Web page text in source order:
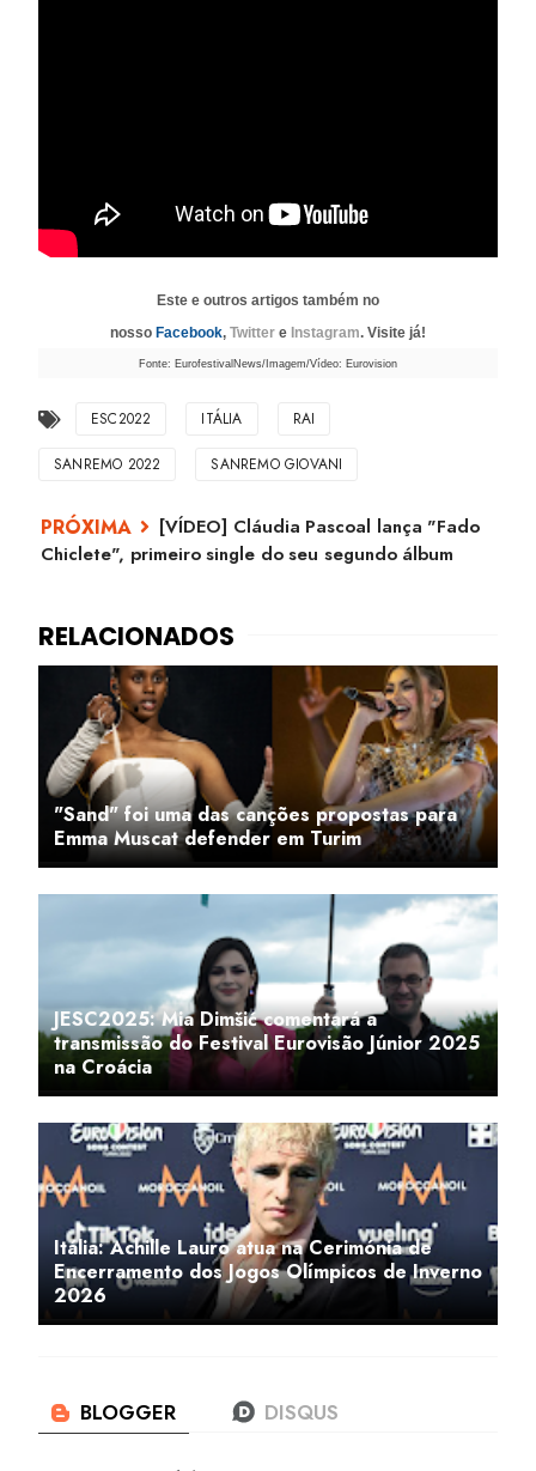
Este e outros artigos também no
nosso Facebook, Twitter e Instagram. Visite já!
Fonte: EurofestivalNews/Imagem/Vídeo: Eurovision
ESC2022 ITÁLIA RAI
SANREMO 2022 SANREMO GIOVANI
[VÍDEO] Cláudia Pascoal lança "Fado
Chiclete", primeiro single do seu segundo álbum
"Sand" foi uma das canções propostas para
Emma Muscat defender em Turim
JESC2025: Mia Dimšić comentará a
transmissão do Festival Eurovisão Júnior 2025
na Croácia
Itália: Achille Lauro atua na Cerimónia de
Encerramento dos Jogos Olímpicos de Inverno
2026